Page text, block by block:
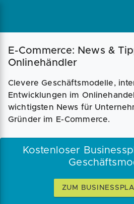
Magazin
E-Commerce: News &
Onlinehändler
Clevere Geschäftsmodelle,
Entwicklungen im
wichtigsten News für
Gründer im E-Commerce.
Kostenloser
ZUM